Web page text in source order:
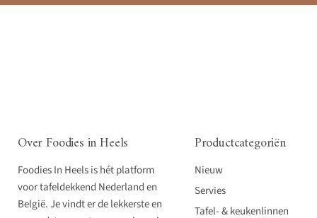
Over Foodies in Heels
Foodies In Heels is hét platform
voor tafeldekkend Nederland en
België. Je vindt er de lekkerste en
Productcategoriën
Nieuw
Servies
Tafel- & keukenlinnen